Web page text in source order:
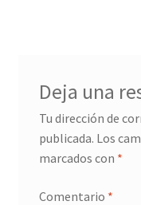
Deja una
Tu dirección de
publicada. Los
marcados con *
Comentario *